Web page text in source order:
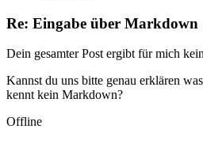
Re: Eingabe über Markdown
Dein gesamter Post ergibt für mich
Kannst du uns bitte genau erklären
kennt kein Markdown?
Offline